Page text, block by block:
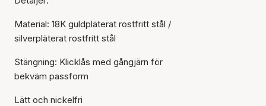
Material: 18K guldpläterat rostfritt stål /
silverpläterat rostfritt stål
Stängning: Klicklås med gångjärn för
bekväm passform
Lätt och nickelfri